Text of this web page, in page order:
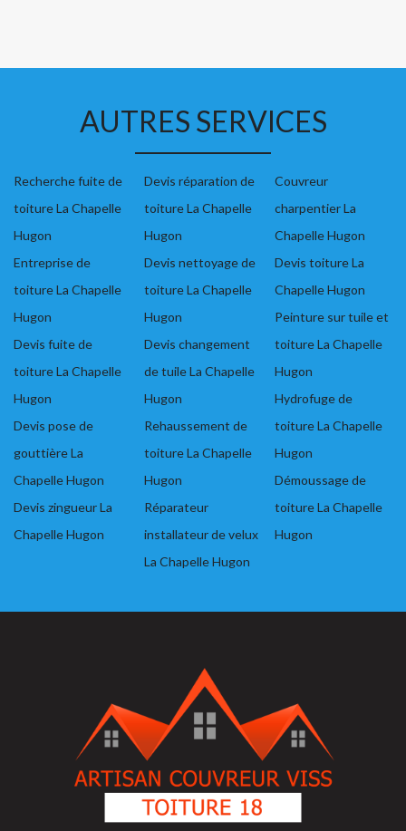
AUTRES SERVICES
Recherche fuite de
toiture La Chapelle
Hugon
Entreprise de
toiture La Chapelle
Hugon
Devis fuite de
toiture La Chapelle
Hugon
Devis pose de
gouttière La
Chapelle Hugon
Devis zingueur La
Chapelle Hugon
Devis réparation de
toiture La Chapelle
Hugon
Devis nettoyage de
toiture La Chapelle
Hugon
Devis changement
de tuile La Chapelle
Hugon
Rehaussement de
toiture La Chapelle
Hugon
Réparateur
installateur de velux
La Chapelle Hugon
Couvreur
charpentier La
Chapelle Hugon
Devis toiture La
Chapelle Hugon
Peinture sur tuile et
toiture La Chapelle
Hugon
Hydrofuge de
toiture La Chapelle
Hugon
Démoussage de
toiture La Chapelle
Hugon